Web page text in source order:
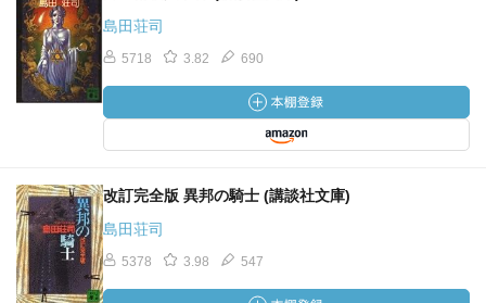
島田荘司
5718 3.82 690
改訂完全版 異邦の騎士 (講談社文庫)
島田荘司
5378 3.98 547